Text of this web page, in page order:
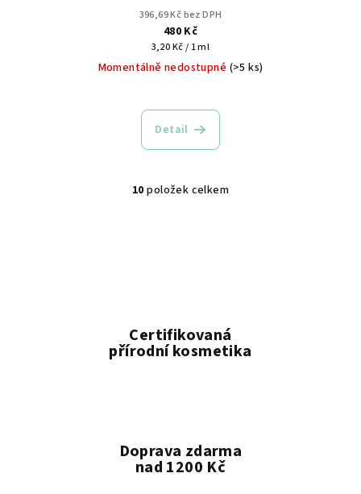
396,69 Kč bez DPH
480 Kč
Měrná
cena:
3,20 Kč / 1 ml
Momentálně nedostupné (>5 ks)
Detail
O
í
p
ý
p
10 položek celkem
Certifikovaná
přírodní kosmetika
Doprava zdarma
nad 1200 Kč